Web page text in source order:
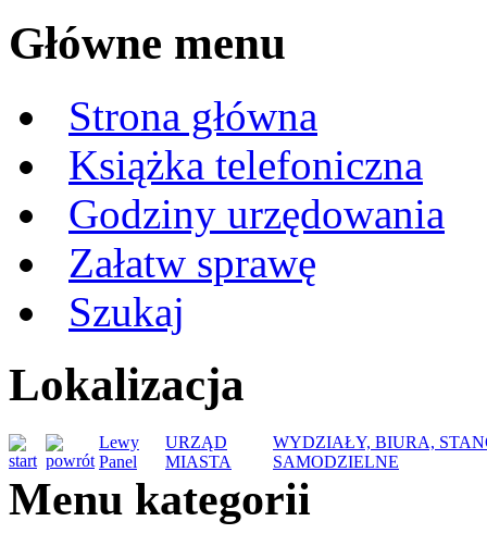
Główne menu
Strona główna
Książka telefoniczna
Godziny urzędowania
Załatw sprawę
Szukaj
Lokalizacja
Lewy
Panel
URZĄD
MIASTA
WYDZIAŁY, BIURA,
SAMODZIELNE
Menu kategorii